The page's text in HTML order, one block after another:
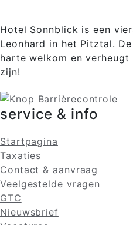
Hotel Sonnblick is een
Leonhard in het Pitztal.
harte welkom en
zijn!
service & info
Startpagina
Taxaties
Contact & aanvraag
Veelgestelde vragen
GTC
Nieuwsbrief